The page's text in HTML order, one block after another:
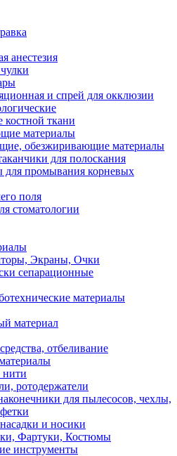
анестезия
и спрей для окклюзии
костной ткани
материалы
обезжиривающие материалы
для полоскания
промывания корневых
поля
стоматологии
Экраны, Очки
сепарационные
материалы
материал
отбеливание
нити
ротодержатели
для пылесосов, чехлы,
и носики
Фартуки, Костюмы
инструменты